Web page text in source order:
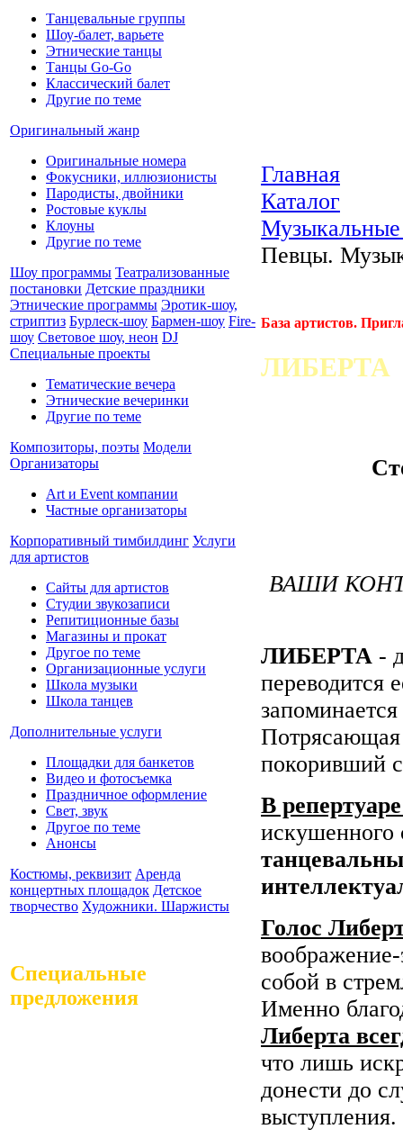
Танцевальные группы
Шоу-балет, варьете
Этнические танцы
Танцы Go-Go
Классический балет
Другие по теме
Оригинальный жанр
Оригинальные номера
Фокусники, иллюзионисты
Пародисты, двойники
Ростовые куклы
Клоуны
Другие по теме
Шоу программы Театрализованные
постановки Детские праздники
Этнические программы Эротик-шоу,
стриптиз Бурлеск-шоу Бармен-шоу Fire-
шоу Световое шоу, неон DJ
Специальные проекты
Тематические вечера
Этнические вечеринки
Другие по теме
Композиторы, поэты Модели
Организаторы
Art и Event компании
Частные организаторы
Корпоративный тимбилдинг Услуги
для артистов
Сайты для артистов
Студии звукозаписи
Репитиционные базы
Магазины и прокат
Другое по теме
Организационные услуги
Школа музыки
Школа танцев
Дополнительные услуги
Площадки для банкетов
Видео и фотосъемка
Праздничное оформление
Свет, звук
Другое по теме
Анонсы
Костюмы, реквизит Аренда
концертных площадок Детское
творчество Художники. Шаржисты
Специальные
предложения
Главная
Каталог
Певцы.
База артистов.
ЛИБЕРТА
ВАШИ
ЛИБЕРТА -
переводится
Потрясающая
покоривший
В
Голос
воображение-
собой в
Именно
Либерта
что лишь
донести до
выступления.